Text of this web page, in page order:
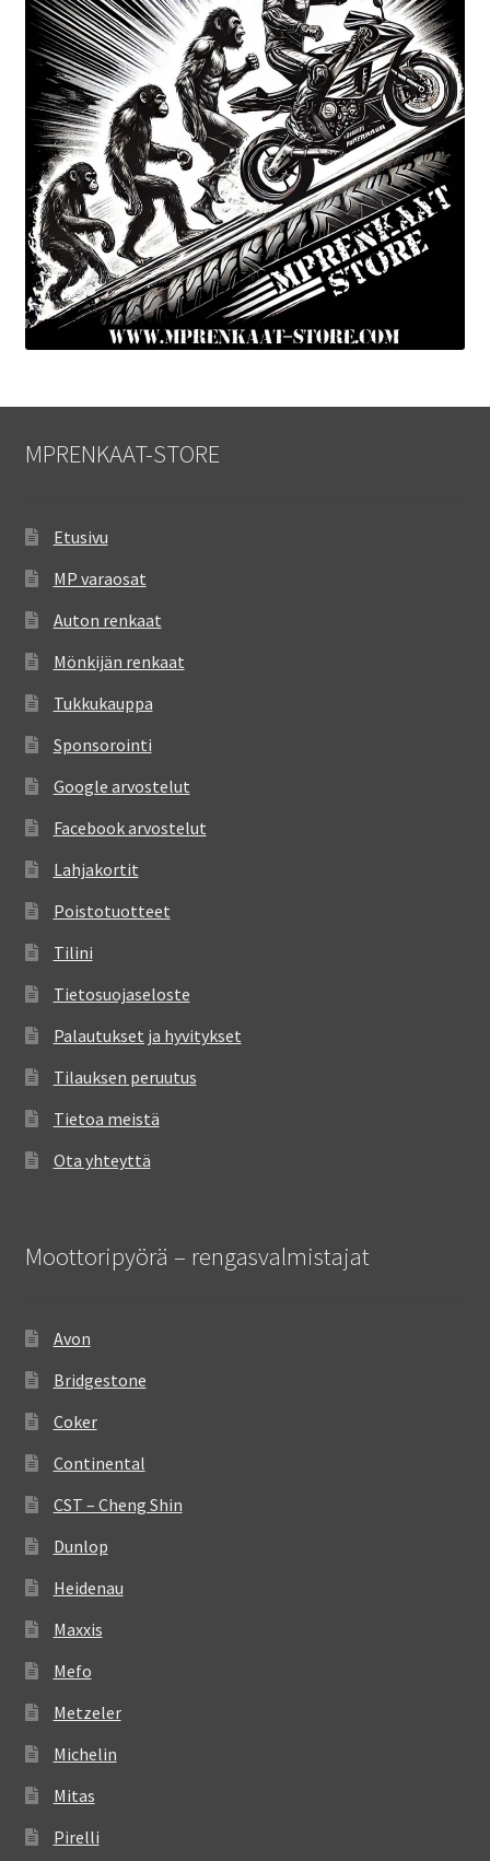
MPRENKAAT-STORE
Etusivu
MP varaosat
Auton renkaat
Mönkijän renkaat
Tukkukauppa
Sponsorointi
Google arvostelut
Facebook arvostelut
Lahjakortit
Poistotuotteet
Tilini
Tietosuojaseloste
Palautukset ja hyvitykset
Tilauksen peruutus
Tietoa meistä
Ota yhteyttä
Moottoripyörä – rengasvalmistajat
Avon
Bridgestone
Coker
Continental
CST – Cheng Shin
Dunlop
Heidenau
Maxxis
Mefo
Metzeler
Michelin
Mitas
Pirelli